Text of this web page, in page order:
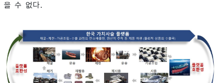
을 수 없다.